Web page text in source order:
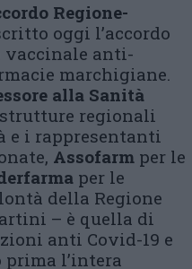
Regione-
oggi l’accordo
vaccinale anti-
marchigiane.
alla Sanità
regionali
e i rappresentanti
Assofarm per le
per le
della Regione
– è quella di
anti Covid-19 e
l’intera